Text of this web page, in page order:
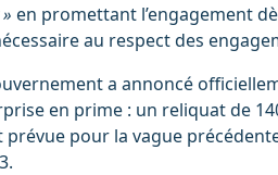
en promettant l’engagement
au respect des
a annoncé
en prime : un reliquat de
prévue pour la vague